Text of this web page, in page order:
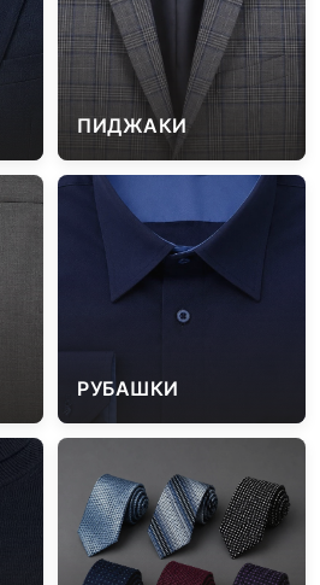
ПИДЖАКИ
РУБАШКИ